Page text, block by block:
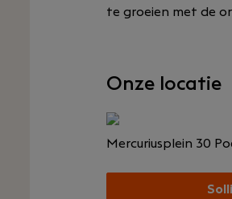
te groeien met de
Onze locatie
Mercuriusplein 30